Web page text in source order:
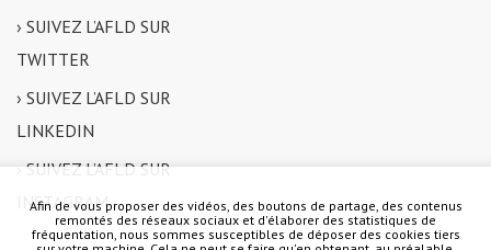
Afin de vous proposer des vidéos, des boutons de partage, des contenus
remontés des réseaux sociaux et d'élaborer des statistiques de
fréquentation, nous sommes susceptibles de déposer des cookies tiers
› SUIVEZ L’AFLD SUR
TWITTER
› SUIVEZ L’AFLD SUR
LINKEDIN
› SUIVEZ L’AFLD SUR
INSTAGRAM